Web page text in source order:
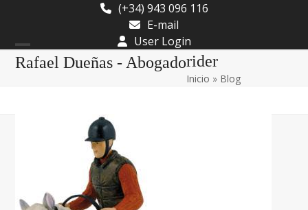
content
(+34) 943 096 116
E-mail
User Login
Rafael Dueñas - Abogado
Open
Close
rider
Inicio » Blog